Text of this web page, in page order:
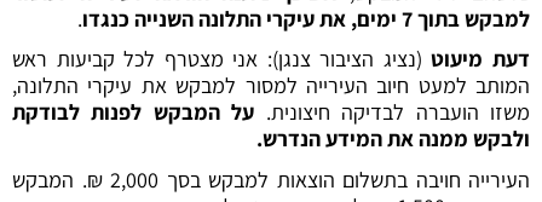
למבקש בתוך 7 ימים, את עיקרי התלונה השנייה כנגדו
.
דעת מיעוט(נציג הציבור צנגן): אני מצטרף לכל קביעות ראש
המותב למעט חיוב העירייה למסור למבקש את עיקרי התלונה,
משזו הועברה לבדיקה חיצונית. על המבקש לפנות לבודקת
ולבקש ממנה את המידע הנדרש.
העירייה חויבה בתשלום הוצאות למבקש בסך 2,000 ₪. המבקש